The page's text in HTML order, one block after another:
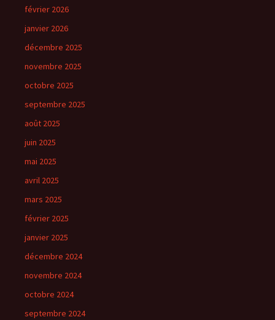
février 2026
janvier 2026
décembre 2025
novembre 2025
octobre 2025
septembre 2025
août 2025
juin 2025
mai 2025
avril 2025
mars 2025
février 2025
janvier 2025
décembre 2024
novembre 2024
octobre 2024
septembre 2024